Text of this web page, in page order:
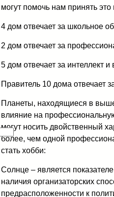
могут помочь нам принять
4 дом отвечает за школьное
2 дом отвечает за
5 дом отвечает за интеллект
Правитель 10 дома отвечает
Планеты, находящиеся в
влияние на
могут носить двойственный
более, чем одной
стать хобби:
Солнце – является
наличия организаторских
предрасположенности к